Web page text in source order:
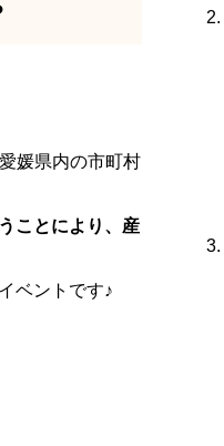
媛県内の市町村
ことにより、産
ベントです♪